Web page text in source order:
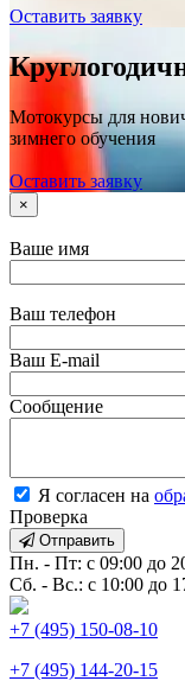
Оставить заявку
Мотокурсы для
зимнего обучения
Оставить заявку
×
Ваше имя
Ваш телефон
Ваш E-mail
Сообщение
Я согласен на
Проверка
Отправить
Пн. - Пт: с 09:00 до
Сб. - Вс.: с 10:00 до
+7 (495) 150-08-10
+7 (495) 144-20-15